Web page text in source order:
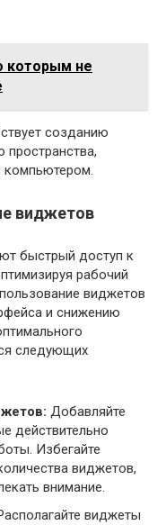
которым не
созданию
пространства,
виджетов
быстрый доступ к
рабочий
виджетов
и снижению
следующих
Добавляйте
действительно
Избегайте
виджетов,
внимание.
виджеты